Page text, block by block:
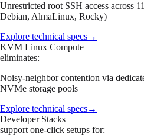
Unrestricted root SSH access across
Debian, AlmaLinux, Rocky)
Explore technical specs→
KVM Linux Compute
eliminates:
Noisy-neighbor contention via
NVMe storage pools
Explore technical specs→
Developer Stacks
support one-click setups for: